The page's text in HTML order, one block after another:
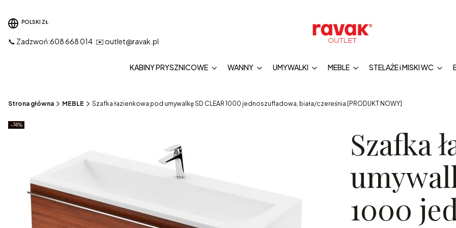
POLSKI ZŁ
📞 Zadzwoń:608 668 014 ✉️ outlet@ravak.pl
KABINY PRYSZNICOWE WANNY UMYWALKI MEBLE STELAŻE i MISKI WC
Strona główna MEBLE Szafka łazienkowa pod umywalkę SD CLEAR 1000 jednoszufladowa, biała/czereśnia [PRODUKT NOWY]
Etykiety produktu
-74%zniżki
Szafka
1000